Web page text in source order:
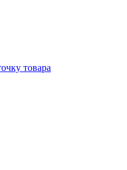
товара